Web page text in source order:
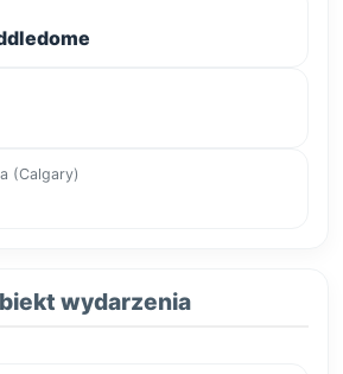
(Calgary)
wydarzenia